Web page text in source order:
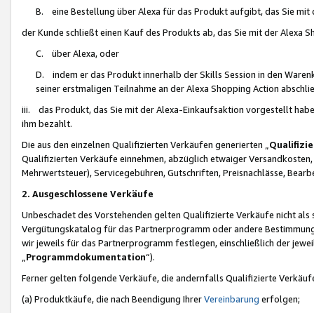
B. eine Bestellung über Alexa für das Produkt aufgibt, das Sie mit
der Kunde schließt einen Kauf des Produkts ab, das Sie mit der Alexa
C. über Alexa, oder
D. indem er das Produkt innerhalb der Skills Session in den
seiner erstmaligen Teilnahme an der Alexa Shopping Action
iii. das Produkt, das Sie mit der Alexa-Einkaufsaktion vorgestellt
ihm bezahlt.
Die aus den einzelnen Qualifizierten Verkäufen generierten „
Qualifizierten Verkäufe einnehmen, abzüglich etwaiger
Mehrwertsteuer), Servicegebühren, Gutschriften, Preisnachlässe,
2. Ausgeschlossene Verkäufe
Unbeschadet des Vorstehenden gelten Qualifizierte Verkäufe nicht
Vergütungskatalog für das Partnerprogramm oder andere
wir jeweils für das Partnerprogramm festlegen, einschließlich der
Programmdokumentation“).
Ferner gelten folgende Verkäufe, die andernfalls Qualifizierte
(a) Produktkäufe, die nach Beendigung IhrerVereinbarung erfolgen;